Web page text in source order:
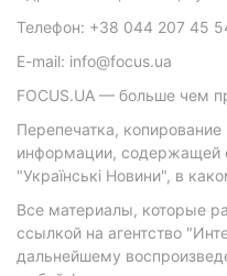
Телефон: +38 044 207 45
E-mail: info@focus.ua
FOCUS.UA — больше чем
Перепечатка,
информации, содержащей
"Українські Новини", в
Все материалы, которые
ссылкой на агентство
дальнейшему